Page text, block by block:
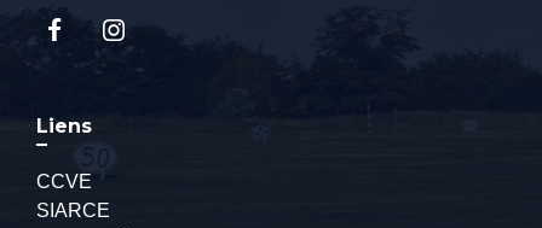
Liens
CCVE
SIARCE